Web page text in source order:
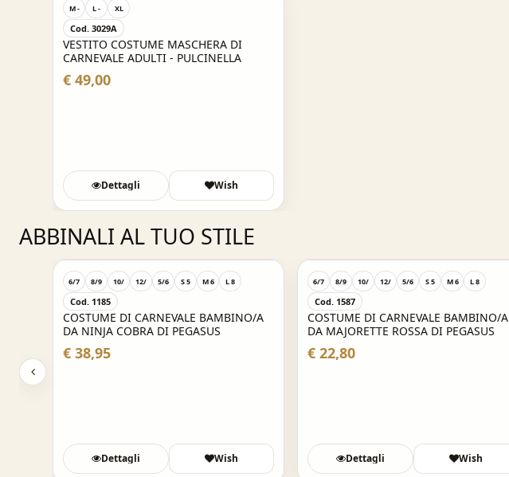
M - L - XL
Cod. 3029A
VESTITO COSTUME MASCHERA DI
CARNEVALE ADULTI - PULCINELLA
€ 49,00
Dettagli Wish
ABBINALI AL TUO STILE
6/7 8/9 10/ 12/ 5/6 S 5 M 6 L 8
Cod. 1185
COSTUME DI CARNEVALE BAMBINO/A
DA NINJA COBRA DI PEGASUS
€ 38,95
Dettagli Wish
6/7 8/9 10/ 12/ 5/6 S 5 M 6 L 8
Cod. 1587
COSTUME DI CARNEVALE BAMBINO/A
DA MAJORETTE ROSSA DI PEGASUS
€ 22,80
Dettagli Wish